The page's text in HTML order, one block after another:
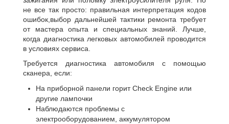
не все так просто: правильная интерпретация кодов
ошибок,выбор дальнейшей тактики ремонта требует
от мастера опыта и специальных знаний. Лучше,
когда диагностика легковых автомобилей проводится
в условиях сервиса.
Требуется диагностика автомобиля с помощью
сканера, если:
На приборной панели горит Check Engine или
другие лампочки
Наблюдаются проблемы с
электрооборудованием, аккумулятором